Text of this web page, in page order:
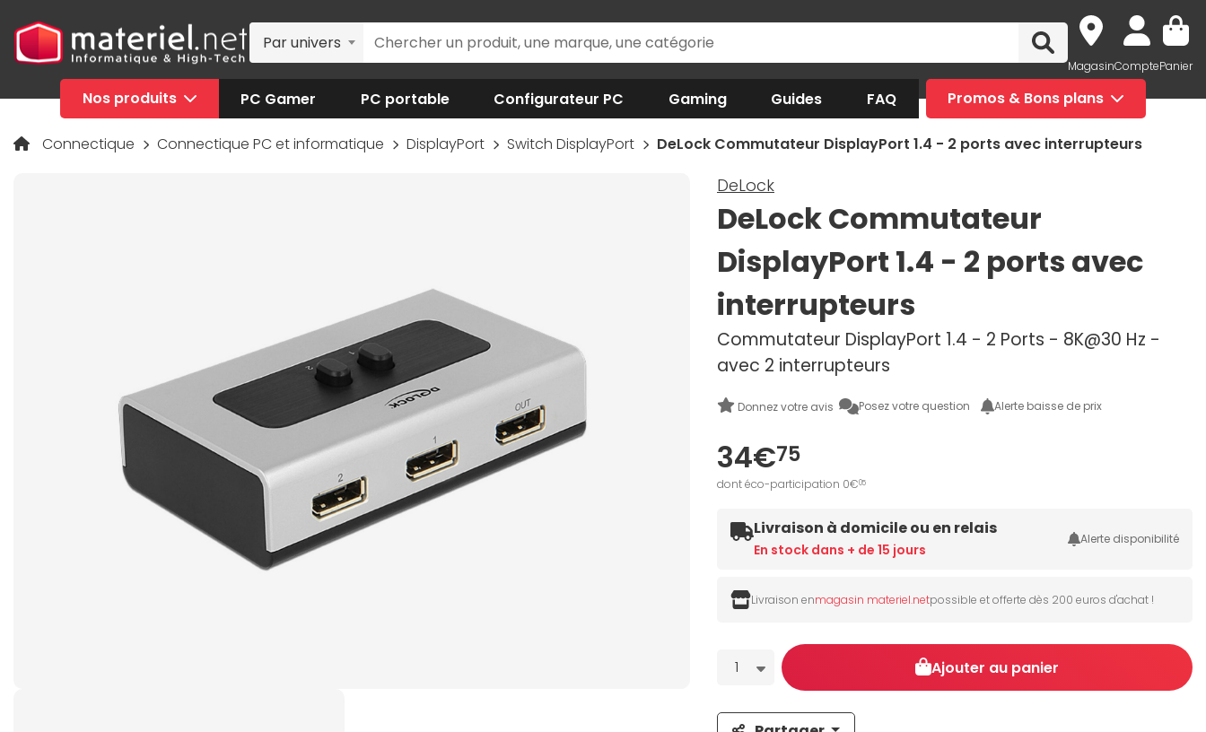
Par univers
MagasinComptePanier
Nos produits PC Gamer PC portable Configurateur PC Gaming Guides FAQ Promos & Bons plans
Connectique Connectique PC et informatique DisplayPort Switch DisplayPort DeLock Commutateur DisplayPort 1.4 - 2 ports avec interrupteurs
DeLock
DeLock Commutateur
DisplayPort 1.4 - 2 ports avec
interrupteurs
Commutateur DisplayPort 1.4 - 2 Ports - 8K@30 Hz -
avec 2 interrupteurs
Donnez votre avis Posez votre question Alerte baisse de prix
34€75
dont éco-participation 0€05
Livraison à domicile ou en relais
En stock dans + de 15 jours
Alerte disponibilité
Livraison enmagasin materiel.netpossible et offerte dès 200 euros d'achat !
Quantité
1 Ajouter au panier